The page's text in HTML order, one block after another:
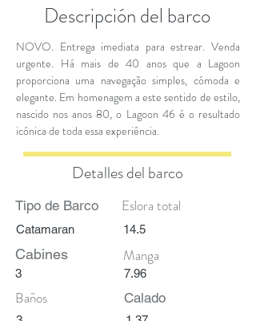
Descripción del barco
NOVO. Entrega imediata para estrear. Venda
urgente. Há mais de 40 anos que a Lagoon
proporciona uma navegação simples, cómoda e
elegante. Em homenagem a este sentido de estilo,
nascido nos anos 80, o Lagoon 46 é o resultado
icónica de toda essa experiência.
Detalles del barco
Tipo de Barco Eslora total
Catamaran
Cabines
3
Baños
14.5
Manga
7.96
Calado